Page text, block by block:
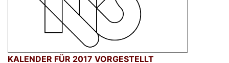
KALENDER FÜR 2017 VORGESTELLT